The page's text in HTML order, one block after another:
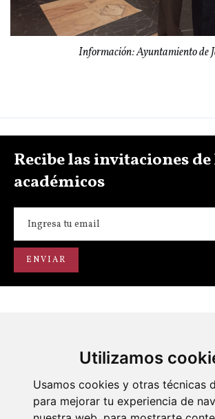
Utilizamos
Usamos cookies y otras técnicas
para mejorar tu experiencia de
Información: Ayuntamiento de
Recibe las invitaciones
académicos